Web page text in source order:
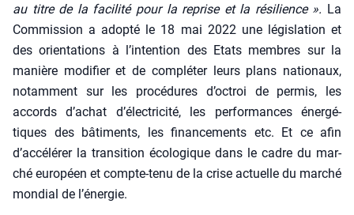
au titre de la faci­li­té pour la reprise et la rési­lience ». La
Com­mis­sion a adop­té le 18 mai 2022 une légis­la­tion et
des orien­ta­tions à l’intention des Etats membres sur la
manière modi­fier et de com­plé­ter leurs plans natio­naux,
notam­ment sur les pro­cé­dures d’octroi de per­mis, les
accords d’achat d’électricité, les per­for­mances éner­gé­
tiques des bâti­ments, les finan­ce­ments etc. Et ce afin
d’accélérer la tran­si­tion éco­lo­gique dans le cadre du mar­
ché euro­péen et compte-tenu de la crise actuelle du mar­ché
mon­dial de l’énergie.